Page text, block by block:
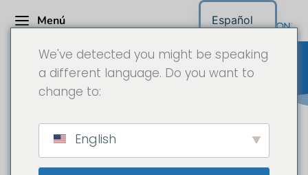
Menú
Cámara para obras Hungría
We've detected you might be speaking
a different language. Do you want to
change to:
English
Español